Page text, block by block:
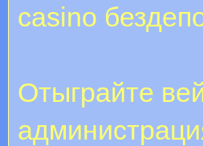
casino
Отыграйте